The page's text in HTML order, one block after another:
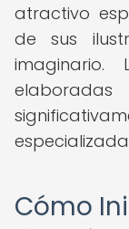
atractivo
de sus
Cómo